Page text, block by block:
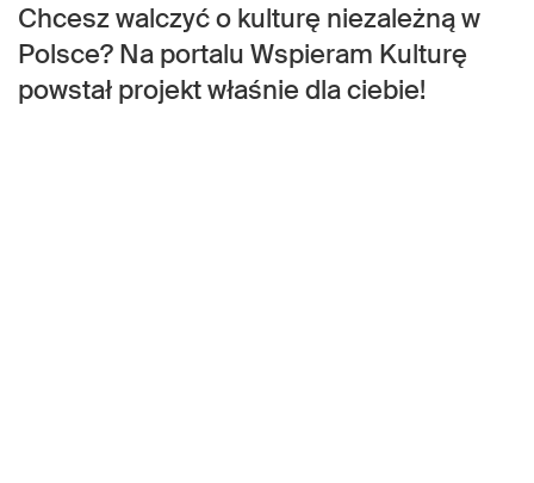
Chcesz walczyć o kulturę niezależną w
Polsce? Na portalu Wspieram Kulturę
powstał projekt właśnie dla ciebie!